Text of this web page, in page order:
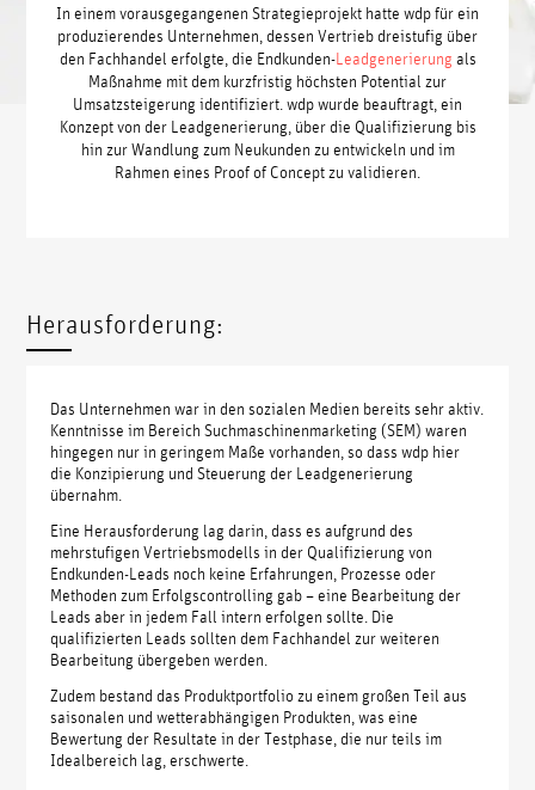
In einem vorausgegangenen Strategieprojekt hatte wdp für ein
produzierendes Unternehmen, dessen Vertrieb dreistufig über
den Fachhandel erfolgte, die Endkunden-Leadgenerierung als
Maßnahme mit dem kurzfristig höchsten Potential zur
Umsatzsteigerung identifiziert. wdp wurde beauftragt, ein
Konzept von der Leadgenerierung, über die Qualifizierung bis
hin zur Wandlung zum Neukunden zu entwickeln und im
Rahmen eines Proof of Concept zu validieren.
Herausforderung:
Das Unternehmen war in den sozialen Medien bereits sehr aktiv.
Kenntnisse im Bereich Suchmaschinenmarketing (SEM) waren
hingegen nur in geringem Maße vorhanden, so dass wdp hier
die Konzipierung und Steuerung der Leadgenerierung
übernahm.
Eine Herausforderung lag darin, dass es aufgrund des
mehrstufigen Vertriebsmodells in der Qualifizierung von
Endkunden-Leads noch keine Erfahrungen, Prozesse oder
Methoden zum Erfolgscontrolling gab – eine Bearbeitung der
Leads aber in jedem Fall intern erfolgen sollte. Die
qualifizierten Leads sollten dem Fachhandel zur weiteren
Bearbeitung übergeben werden.
Zudem bestand das Produktportfolio zu einem großen Teil aus
saisonalen und wetterabhängigen Produkten, was eine
Bewertung der Resultate in der Testphase, die nur teils im
Idealbereich lag, erschwerte.